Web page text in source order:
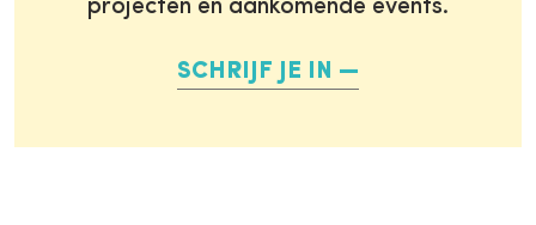
projecten en aankomende events.
SCHRIJF JE IN